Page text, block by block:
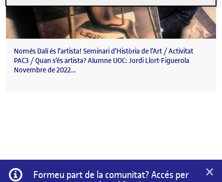
Només Dalí és l’artista! Seminari d’Història de l’Art / Activitat
PAC3 / Quan s’és artista? Alumne UOC: Jordi Llort-Figuerola
Novembre de 2022…
Informació
Formeu part de la comunitat? Accés per
×